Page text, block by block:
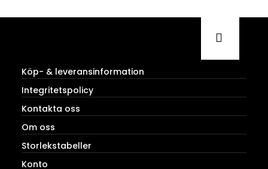
Köp- & leveransinformation
Integritetspolicy
Kontakta oss
Om oss
Storlekstabeller
Konto